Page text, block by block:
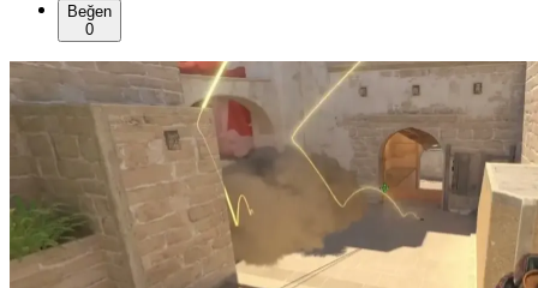
Beğen
0